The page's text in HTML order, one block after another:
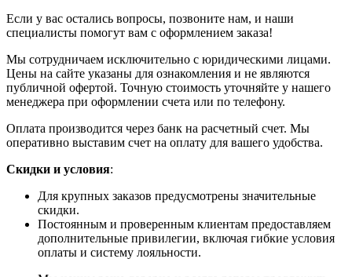
Если у вас остались вопросы, позвоните нам, и наши
специалисты помогут вам с оформлением заказа!
Мы сотрудничаем исключительно с юридическими лицами.
Цены на сайте указаны для ознакомления и не являются
публичной офертой. Точную стоимость уточняйте у нашего
менеджера при оформлении счета или по телефону.
Оплата производится через банк на расчетный счет. Мы
оперативно выставим счет на оплату для вашего удобства.
Скидки и условия:
Для крупных заказов предусмотрены значительные
скидки.
Постоянным и проверенным клиентам предоставляем
дополнительные привилегии, включая гибкие условия
оплаты и систему лояльности.